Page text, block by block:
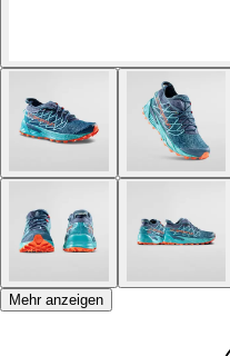
Mehr anzeigen